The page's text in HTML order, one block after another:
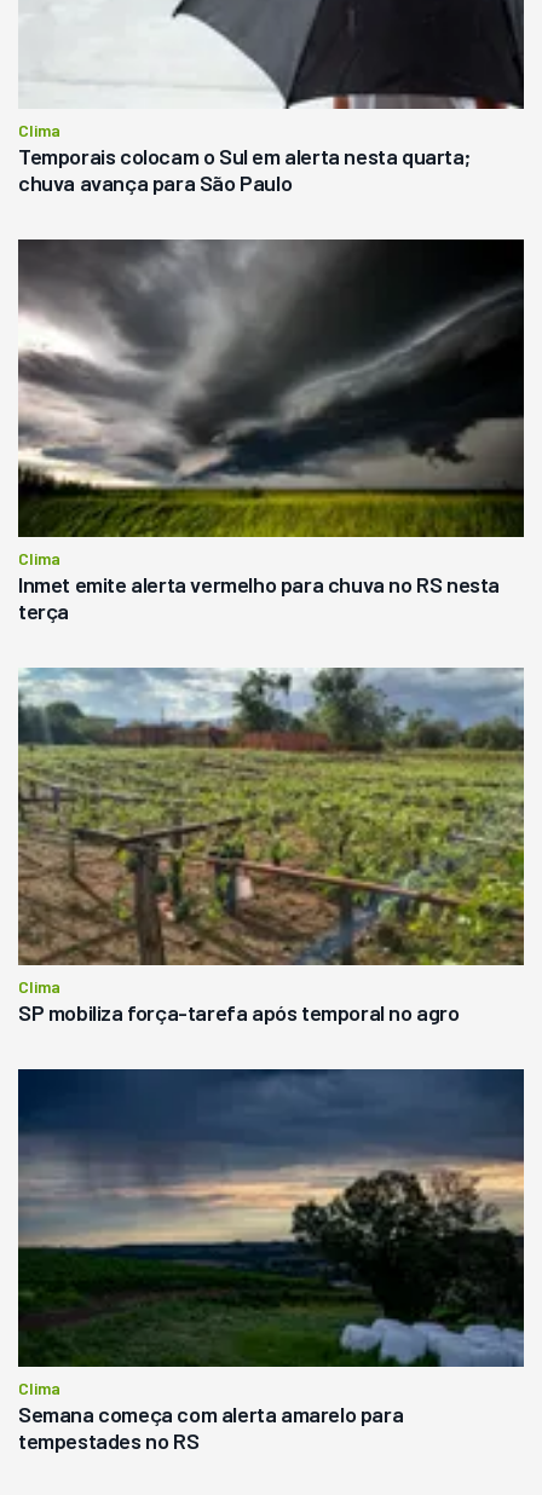
Clima
Temporais colocam o Sul em alerta nesta quarta;
chuva avança para São Paulo
Clima
Inmet emite alerta vermelho para chuva no RS nesta
terça
Clima
SP mobiliza força-tarefa após temporal no agro
Clima
Semana começa com alerta amarelo para
tempestades no RS